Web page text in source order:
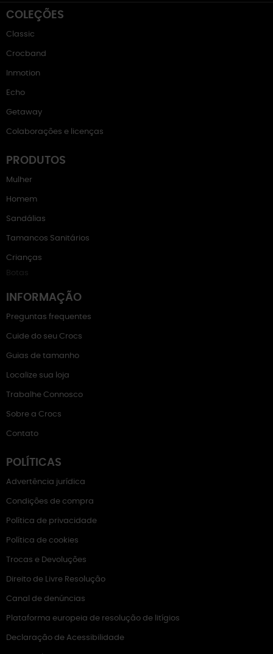
COLEÇÕES
Classic
Crocband
Inmotion
Echo
Getaway
Colaborações e licenças
PRODUTOS
Mulher
Homem
Sandálias
Tamancos Sanitários
Crianças
Botas
INFORMAÇÃO
Preguntas frequentes
Cuide do seu Crocs
Guias de tamanho
Localize sua loja
Trabalhe Connosco
Sobre a Crocs
Contato
POLÍTICAS
Advertência jurídica
Condições de compra
Política de privacidade
Política de cookies
Trocas e Devoluções
Direito de Livre Resolução
Canal de denúncias
Plataforma europeia de resolução de litígios
Declaração de Acessibilidade